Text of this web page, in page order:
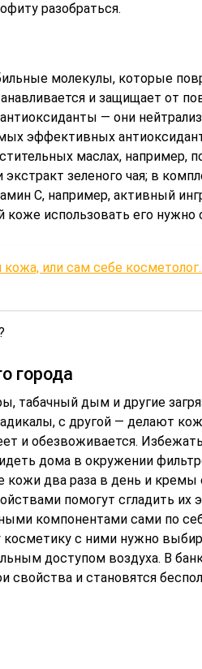
разобраться.
молекулы, которые
и защищает от
— они
эффективных
маслах, например,
зеленого чая; в
С, например, активный
коже использовать его нужно
кожа, или сам себе
города
табачный дым и другие
с другой — делают
и обезвоживается.
дома в окружении
кожи два раза в день и кремы
помогут сгладить их
компонентами сами по
с ними нужно
доступом воздуха. В
и становятся